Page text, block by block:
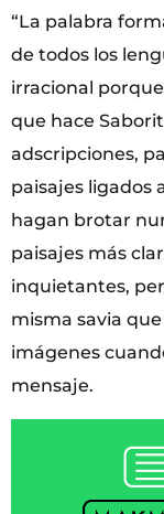
“La palabra
de todos los
irracional
que hace
adscripciones,
paisajes ligados
hagan brotar
paisajes más
inquietantes,
misma savia
imágenes
mensaje.